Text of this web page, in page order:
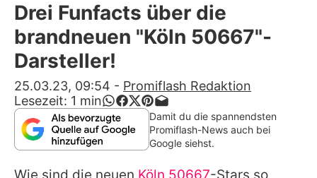
Stars
Filme & Serien
Lifestyle
Familie & Liebe
Promiflash Exklusiv
Drei Funfacts über die
brandneuen "Köln 50667"-
Darsteller!
25.03.23, 09:54 - Promiflash Redaktion
Lesezeit: 1 min
Damit du die spannendsten
Promiflash-News auch bei
Google siehst.